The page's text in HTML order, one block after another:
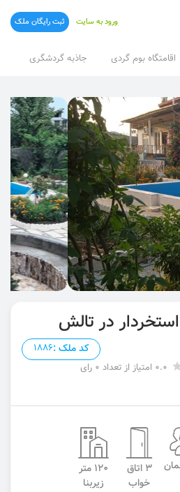
اقامتگاه بوم گردی جاذبه گردشگری
ورود به سایت ثبت رایگان ملک
استخردار در تالش
کد ملک :1886
0.0 امتیاز از تعداد 0 رای
3 اتاق
خواب
120 متر
زیربنا